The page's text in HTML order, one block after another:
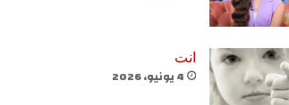
انت
4 يونيو، 2026